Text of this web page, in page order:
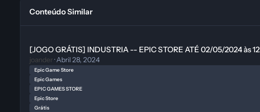
Conteúdo Similar
[JOGO GRÁTIS] INDUSTRIA -- EPIC STORE ATÉ 02/05/2024 às
joander·Abril 28, 2024
Epic Game Store
Epic Games
EPIC GAMES STORE
Epic Store
Grátis